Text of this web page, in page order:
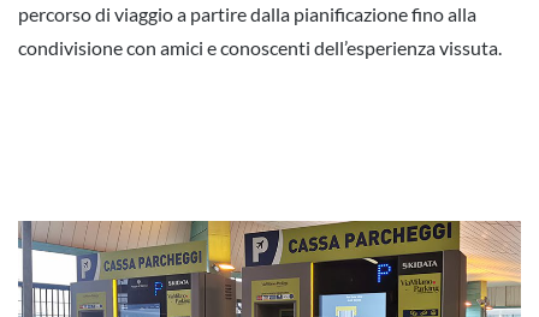
percorso di viaggio a partire dalla pianificazione fino alla
condivisione con amici e conoscenti dell’esperienza vissuta.